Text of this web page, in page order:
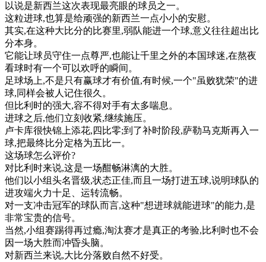
以说是新西兰这次表现最亮眼的球员之一。
这粒进球,也算是给顽强的新西兰一点小小的安慰。
其实,在这种大比分的比赛里,弱队能进一个球,意义往往超出 比
分本身。
它能让球员守住一点尊严,也能让千里之外的本国球迷,在熬夜
看球时有一个可以欢呼的瞬间。
足球场上,不是只有赢球才有价值,有时候,一个"虽败犹荣"的进
球,同样会被人记住很久。
但 比利 时的强大,容不得对手有太多喘息。
进球之后,他们立刻 收紧,继续施压。
卢卡库很快锦上添花, 四 比零;到了补时阶段,萨勒马克斯再入一
球,把最终比分定格为五比一。
这场球怎么评价?
对比利 时来说,这是一场酣畅淋漓的大胜。
他们以小组头名晋级,状态正佳,而且 一场打进五球,说明球队的
进攻端火力十足 、 运转流畅。
对一支冲击冠军的球队而言,这种"想进球就能进球"的能力,是
非常宝贵的信号。
当然,小组赛踢得再过瘾,淘汰赛才是真正的考验,比利 时也不会
因一场大胜而冲昏头脑。
对新西兰来说,大比分落败自然不好受。